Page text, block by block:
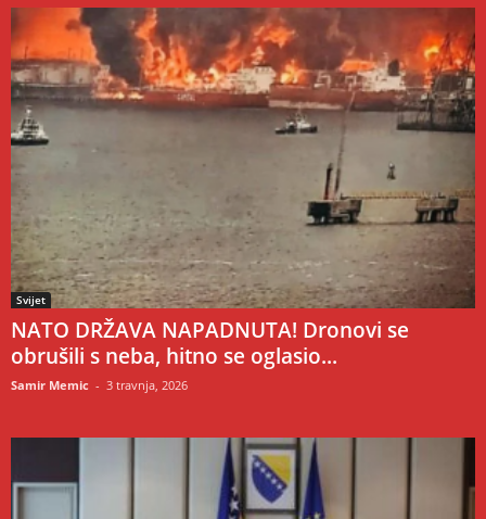
Svijet
NATO DRŽAVA NAPADNUTA! Dronovi se
obrušili s neba, hitno se oglasio...
Samir Memic - 3 travnja, 2026